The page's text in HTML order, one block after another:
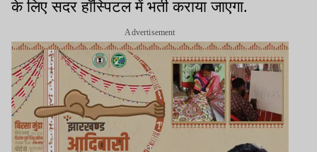
के लिए सदर हॉस्पिटल में भर्ती कराया जाएगा.
Advertisement